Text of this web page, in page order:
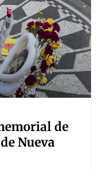
de
Nueva